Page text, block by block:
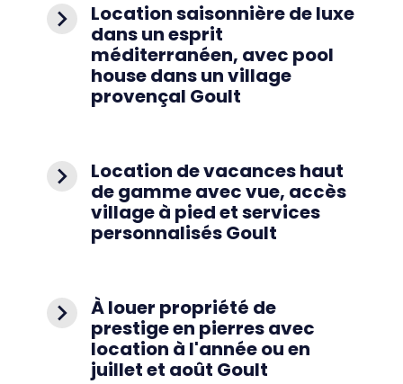
navigate_next Location saisonnière de luxe
dans un esprit
méditerranéen, avec pool
house dans un village
provençal Goult
navigate_next Location de vacances haut
de gamme avec vue, accès
village à pied et services
personnalisés Goult
navigate_next À louer propriété de
prestige en pierres avec
location à l'année ou en
juillet et août Goult